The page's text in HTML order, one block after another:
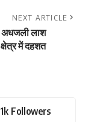
NEXT ARTICLE
अधजली लाश
में दहशत
Followers